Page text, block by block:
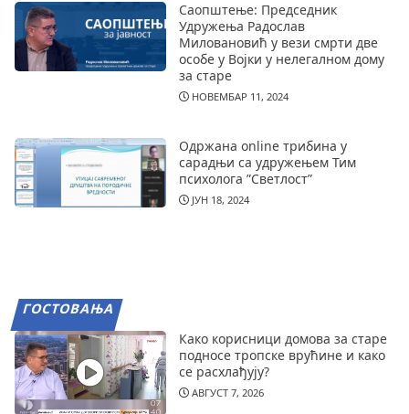
Саопштење: Председник
Удружења Радослав
Миловановић у вези смрти две
особе у Војки у нелегалном дому
за старе
НОВЕМБАР 11, 2024
Одржана online трибина у
сарадњи са удружењем Тим
психолога ”Светлост”
ЈУН 18, 2024
ГОСТОВАЊА
Како корисници домова за старе
подносе тропске врућине и како
се расхлађују?
АВГУСТ 7, 2026